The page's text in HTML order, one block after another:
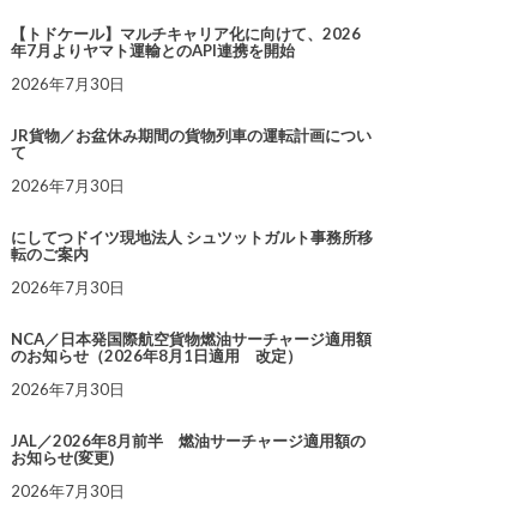
【トドケール】マルチキャリア化に向けて、2026
年7月よりヤマト運輸とのAPI連携を開始
2026年7月30日
JR貨物／お盆休み期間の貨物列車の運転計画につい
て
2026年7月30日
にしてつドイツ現地法人 シュツットガルト事務所移
転のご案内
2026年7月30日
NCA／日本発国際航空貨物燃油サーチャージ適用額
のお知らせ（2026年8月1日適用 改定）
2026年7月30日
JAL／2026年8月前半 燃油サーチャージ適用額の
お知らせ(変更)
2026年7月30日